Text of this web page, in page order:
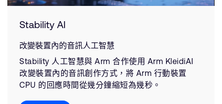
Stability AI
改變裝置內的音訊人工智慧
Stability 人工智慧與 Arm 合作使用 Arm KleidiAI
改變裝置內的音訊創作方式，將 Arm 行動裝置
CPU 的回應時間從幾分鐘縮短為幾秒。